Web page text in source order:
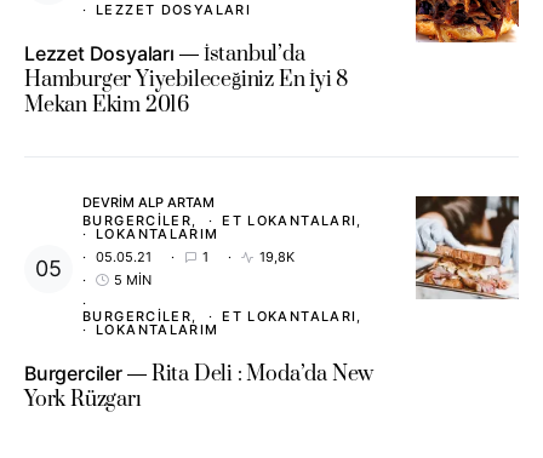
LEZZET DOSYALARI
Lezzet Dosyaları
İstanbul’da
Hamburger Yiyebileceğiniz En İyi 8
Mekan Ekim 2016
DEVRIM ALP ARTAM
BURGERCILER
ET LOKANTALARI
LOKANTALARIM
05.05.21
1
19,8K
5 MIN
BURGERCILER ET LOKANTALARI
LOKANTALARIM
Burgerciler
Rita Deli : Moda’da New
York Rüzgarı